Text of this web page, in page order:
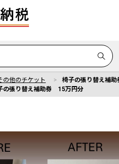
の他のチケット
椅子の張り替え補
の張り替え補助券 15万円分